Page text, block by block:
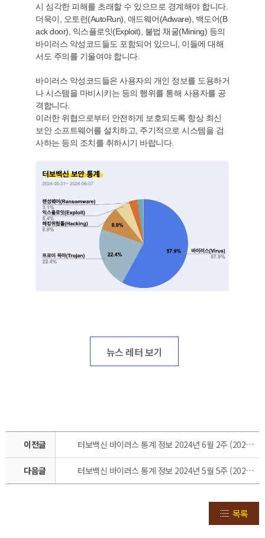
시 심각한 피해를 초래할 수 있으므로 경계해야 합니다.
더욱이, 오토런(AutoRun), 애드웨어(Adware), 백도어(B
ack door), 익스플로잇(Exploit), 불법 채굴(Mining) 등의
바이러스 악성코드들도 포함되어 있으니, 이들에 대해
서도 주의를 기울여야 합니다.
바이러스 악성코드들은 사용자의 개인 정보를 도용하거
나 시스템을 마비시키는 등의 행위를 통해 사용자를 공
격합니다.
이러한 위협으로부터 안전하게 보호되도록 항상 최신
보안 소프트웨어를 설치하고, 주기적으로 시스템을 검
사하는 등의 조치를 취하시기 바랍니다.
뉴스 레터 보기
이전글 터보백신 바이러스 통계 정보 2024년 6월 2주 (2024.06.07 ~ 2024.06.14)
다음글 터보백신 바이러스 통계 정보 2024년 5월 5주 (2024.5.23 ~2024.5.31)
목록